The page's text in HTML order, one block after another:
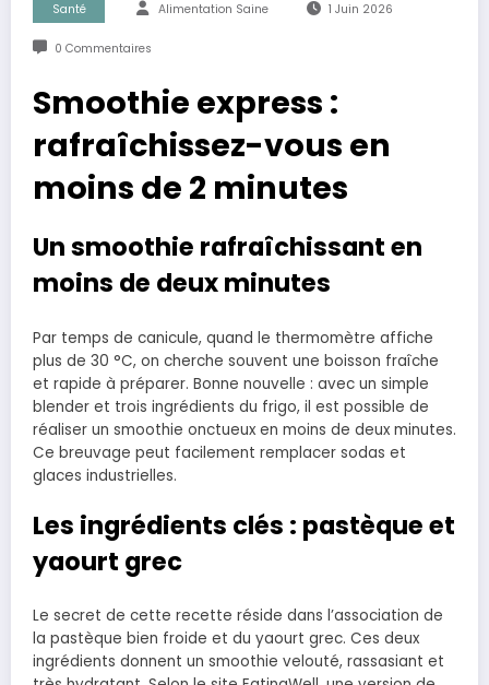
Santé Alimentation Saine 1 Juin 2026
0 Commentaires
Smoothie express :
rafraîchissez-vous en
moins de 2 minutes
Un smoothie rafraîchissant en
moins de deux minutes
Par temps de canicule, quand le thermomètre affiche
plus de 30 °C, on cherche souvent une boisson fraîche
et rapide à préparer. Bonne nouvelle : avec un simple
blender et trois ingrédients du frigo, il est possible de
réaliser un smoothie onctueux en moins de deux minutes.
Ce breuvage peut facilement remplacer sodas et
glaces industrielles.
Les ingrédients clés : pastèque et
yaourt grec
Le secret de cette recette réside dans l’association de
la pastèque bien froide et du yaourt grec. Ces deux
ingrédients donnent un smoothie velouté, rassasiant et